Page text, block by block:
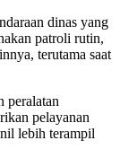
dinas yang
patroli rutin,
terutama saat
peralatan
pelayanan
lebih terampil